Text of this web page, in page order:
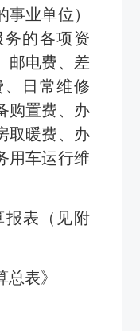
事业单位）
的各项资
邮电费、差
日常维修
购置费、办
取暖费、办
用车运行维
报表（见附
表》